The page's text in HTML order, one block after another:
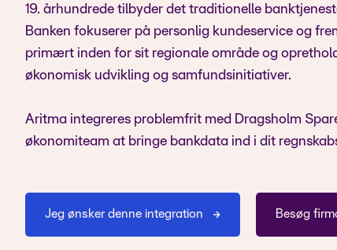
19. århundrede tilbyder det traditionelle
Banken fokuserer på personlig kundeservice og
primært inden for sit regionale område og
økonomisk udvikling og samfundsinitiativer.
Aritma integreres problemfrit med Dragsholm
økonomiteam at bringe bankdata ind i dit
Jeg ønsker denne integration Besøg